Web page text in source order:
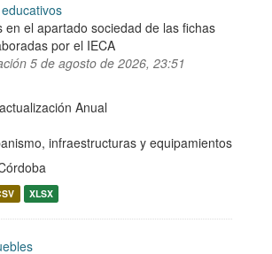
en el apartado sociedad de las fichas
por el IECA
5 de agosto de 2026, 23:51
Anual
infraestructuras y equipamientos
XLSX